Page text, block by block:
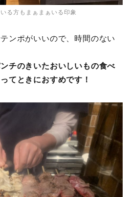
る方もまぁまぁいる印象
ンポがいいので、時間のない
チのきいたおいしいもの食べ
てときにおすめです！